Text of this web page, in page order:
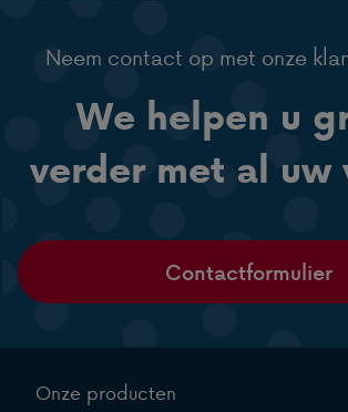
Neem contact op met onze
We helpen u
verder met al uw
Contactformulier
Onze producten